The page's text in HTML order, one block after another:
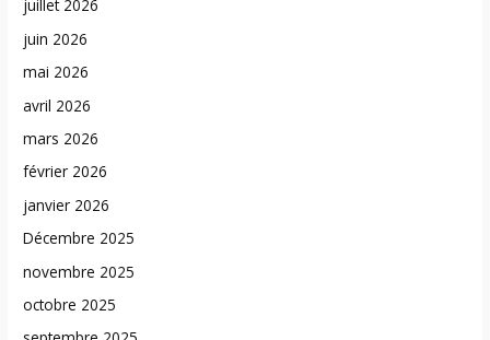
juillet 2026
juin 2026
mai 2026
avril 2026
mars 2026
février 2026
janvier 2026
Décembre 2025
novembre 2025
octobre 2025